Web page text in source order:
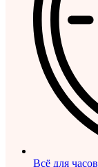
Всё для часов